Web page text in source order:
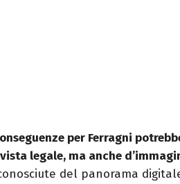
per Ferragni
legale, ma anche
del panorama